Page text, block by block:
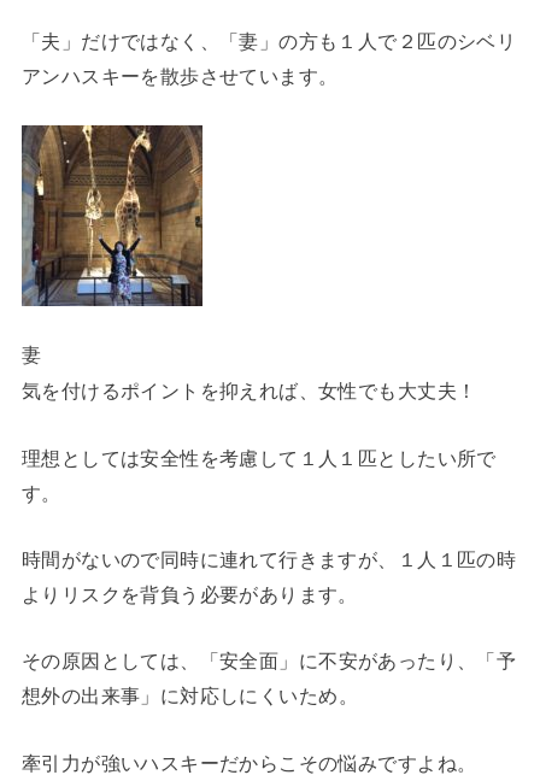
「夫」だけではなく、「妻」の方も１人で２匹のシベリ
アンハスキーを散歩させています。
妻
気を付けるポイントを抑えれば、女性でも大丈夫！
理想としては安全性を考慮して１人１匹としたい所で
す。
時間がないので同時に連れて行きますが、１人１匹の時
よりリスクを背負う必要があります。
その原因としては、 「安全面」に不安があったり、
「予
想外の出来事」に対応しにくいため。
牽引力が強いハスキーだからこその悩みですよね。